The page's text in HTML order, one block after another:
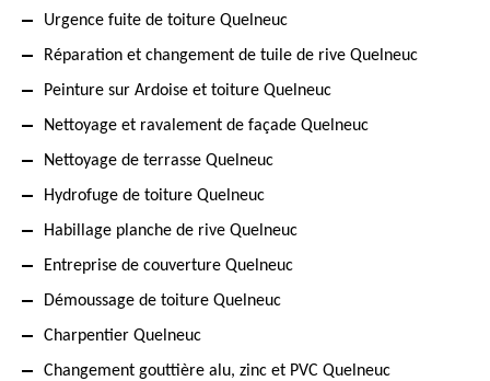
Urgence fuite de toiture Quelneuc
Réparation et changement de tuile de rive Quelneuc
Peinture sur Ardoise et toiture Quelneuc
Nettoyage et ravalement de façade Quelneuc
Nettoyage de terrasse Quelneuc
Hydrofuge de toiture Quelneuc
Habillage planche de rive Quelneuc
Entreprise de couverture Quelneuc
Démoussage de toiture Quelneuc
Charpentier Quelneuc
Changement gouttière alu, zinc et PVC Quelneuc